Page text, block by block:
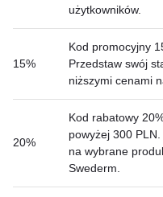
użytkowników.
15%
Kod promocyjny
Przedstaw swój
niższymi cenami
20%
Kod rabatowy
powyżej 300
na wybrane
Swederm.